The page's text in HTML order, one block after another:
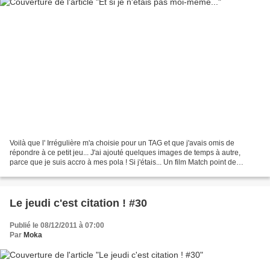
Voilà que l' Irrégulière m'a choisie pour un TAG et que j'avais omis de
répondre à ce petit jeu... J'ai ajouté quelques images de temps à autre,
parce que je suis accro à mes pola ! Si j'étais... Un film Match point de
Le jeudi c'est citation ! #30
Publié le 08/12/2011 à 07:00
Par Moka